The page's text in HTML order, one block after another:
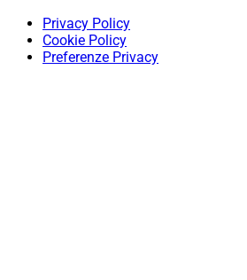
Privacy Policy
Cookie Policy
Preferenze Privacy